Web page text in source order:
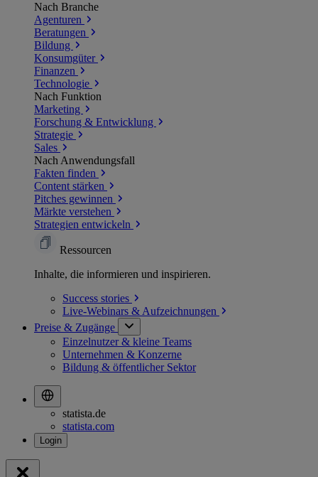
Nach Branche
Agenturen
Beratungen
Bildung
Konsumgüter
Finanzen
Technologie
Nach Funktion
Marketing
Forschung & Entwicklung
Strategie
Sales
Nach Anwendungsfall
Fakten finden
Content stärken
Pitches gewinnen
Märkte verstehen
Strategien entwickeln
Ressourcen
Inhalte, die informieren und inspirieren.
Success stories
Live-Webinars & Aufzeichnungen
Preise & Zugänge
Einzelnutzer & kleine Teams
Unternehmen & Konzerne
Bildung & öffentlicher Sektor
statista.de
statista.com